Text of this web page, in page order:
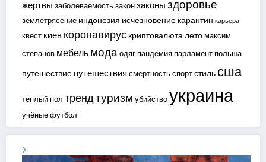
жертвы заболеваемостьзаконзаконыздоровье
землетрясение индонезия исчезновение карантин карьера
квест киевкоронавирус криптовалюталетомаксим
степанов мебельмодаодягпандемияпарламентпольша
путешествие путешествия смертностьспортстиль сша
теплый пол трендтуризм убийствоукраина
учёныефутбол